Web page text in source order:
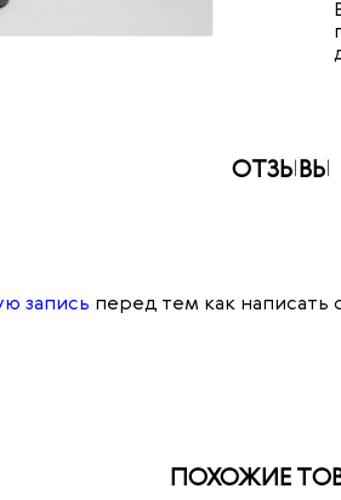
ОТЗЫВЫ
запись перед тем как написать
ПОХОЖИЕ